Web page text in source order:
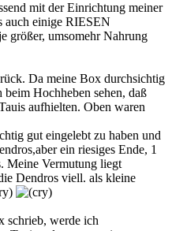
mit der Einrichtung meiner
auch einige RIESEN
größer, umsomehr Nahrung
Da meine Box durchsichtig
Hochheben sehen, daß
aufhielten. Oben waren
gut eingelebt zu haben und
ein riesiges Ende, 1
Meine Vermutung liegt
Dendros viell. als kleine
schrieb, werde ich